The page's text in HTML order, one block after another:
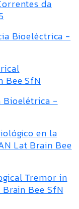
da
Bioeléctrica -
Bee SfN
Bioelétrica -
en la
Lat Brain Bee
Tremor in
Brain Bee SfN